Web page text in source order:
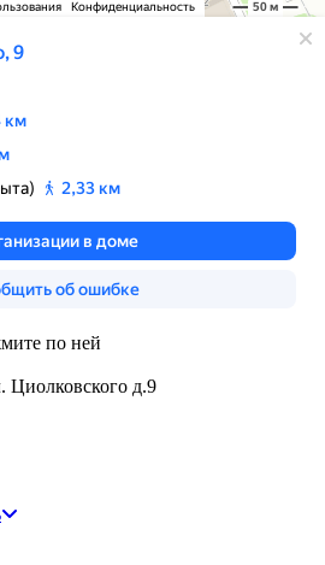
по ней
Циолковского д.9